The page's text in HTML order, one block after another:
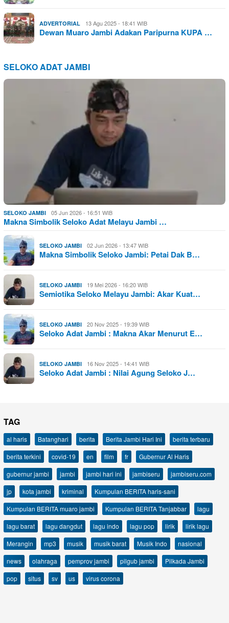
ADVERTORIAL 13 Agu 2025 - 18:41 WIB
Dewan Muaro Jambi Adakan Paripurna KUPA …
SELOKO ADAT JAMBI
SELOKO JAMBI 05 Jun 2026 - 16:51 WIB
Makna Simbolik Seloko Adat Melayu Jambi …
SELOKO JAMBI 02 Jun 2026 - 13:47 WIB
Makna Simbolik Seloko Jambi: Petai Dak B…
SELOKO JAMBI 19 Mei 2026 - 16:20 WIB
Semiotika Seloko Melayu Jambi: Akar Kuat…
SELOKO JAMBI 20 Nov 2025 - 19:39 WIB
Seloko Adat Jambi : Makna Akar Menurut E…
SELOKO JAMBI 16 Nov 2025 - 14:41 WIB
Seloko Adat Jambi : Nilai Agung Seloko J…
TAG
al haris Batanghari berita Berita Jambi Hari Ini
berita terbaru
berita terkini
covid-19 en film fr
Gubernur Al Haris
gubernur jambi
jambi jambi hari ini jambiseru
jambiseru.com
jp
kota jambi kriminal
Kumpulan BERITA haris-sani
Kumpulan BERITA muaro jambi
Kumpulan BERITA Tanjabbar
lagu
lagu barat
lagu dangdut lagu indo lagu pop lirik
lirik lagu
Merangin
mp3 musik musik barat Musik Indo
nasional
news
olahraga pemprov jambi pilgub jambi
Pilkada Jambi
pop
situs sv us virus corona